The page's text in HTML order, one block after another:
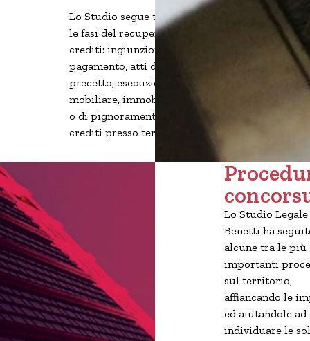
Lo Studio segue tutte
le fasi del recupero
crediti: ingiunzioni di
pagamento, atti di
precetto, esecuzione
mobiliare, immobiliare
o di pignoramento di
crediti presso terzi.
Lo Studio Legale
Benetti ha
alcune tra le più
importanti
sul territorio,
affiancando le
ed aiutandole ad
individuare le